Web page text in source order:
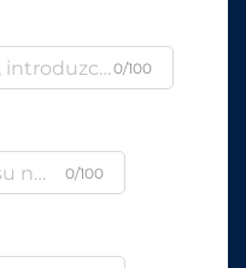
0/100
0/100